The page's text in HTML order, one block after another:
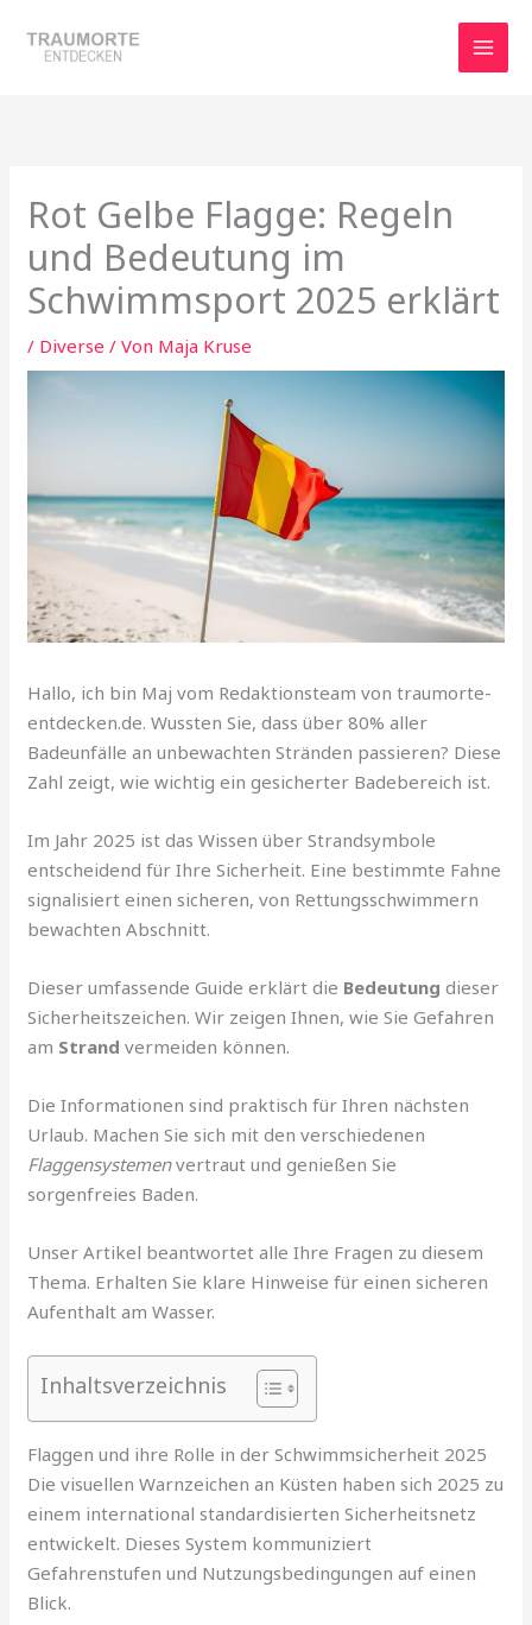
Inhalt
Rot Gelbe Flagge: Regeln
und Bedeutung im
Schwimmsport 2025 erklärt
/ Diverse / Von Maja Kruse
Hallo, ich bin Maj vom Redaktionsteam von traumorte-
entdecken.de. Wussten Sie, dass über 80% aller
Badeunfälle an unbewachten Stränden passieren? Diese
Zahl zeigt, wie wichtig ein gesicherter Badebereich ist.
Im Jahr 2025 ist das Wissen über Strandsymbole
entscheidend für Ihre Sicherheit. Eine bestimmte Fahne
signalisiert einen sicheren, von Rettungsschwimmern
bewachten Abschnitt.
Dieser umfassende Guide erklärt die Bedeutung dieser
Sicherheitszeichen. Wir zeigen Ihnen, wie Sie Gefahren
am Strand vermeiden können.
Die Informationen sind praktisch für Ihren nächsten
Urlaub. Machen Sie sich mit den verschiedenen
Flaggensystemenvertraut und genießen Sie
sorgenfreies Baden.
Unser Artikel beantwortet alle Ihre Fragen zu diesem
Thema. Erhalten Sie klare Hinweise für einen sicheren
Aufenthalt am Wasser.
Inhaltsverzeichnis
Flaggen und ihre Rolle in der Schwimmsicherheit 2025
Die visuellen Warnzeichen an Küsten haben sich 2025 zu
einem international standardisierten Sicherheitsnetz
entwickelt. Dieses System kommuniziert
Gefahrenstufen und Nutzungsbedingungen auf einen
Blick.